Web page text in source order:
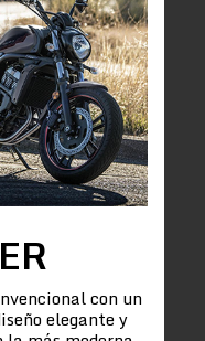
con un
elegante y